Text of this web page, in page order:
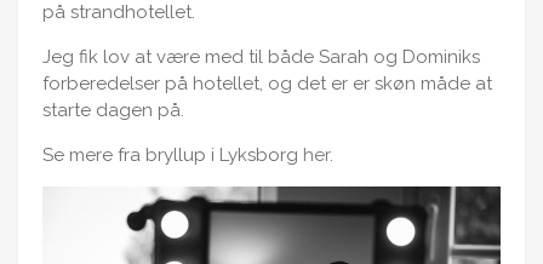
på strandhotellet.
Jeg fik lov at være med til både Sarah og Dominiks
forberedelser på hotellet, og det er er skøn måde at
starte dagen på.
Se mere fra bryllup i Lyksborg her.